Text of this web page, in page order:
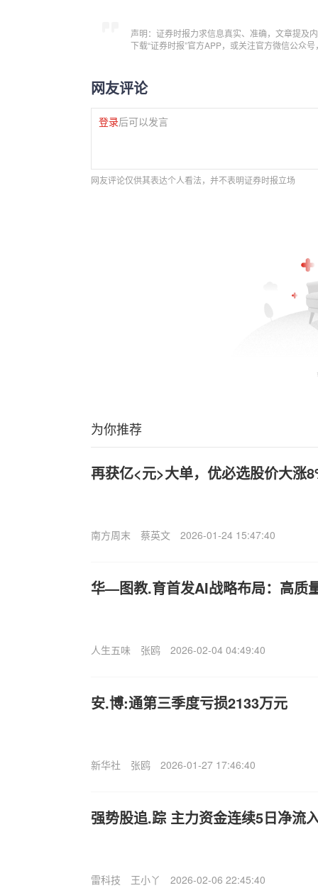
声明：证券时报力求信息真实、准确，文章提及
下载“证券时报”官方APP，或关注官方微信公众
网友评论
登录后可以发言
网友评论仅供其表达个人看法，并不表明证券时报立场
为你推荐
再获亿<元>大单，优必选股价大涨
南方周末 蔡英文 2026-01-24 15:47:40
华—图教.育首发AI战略布局：高质
人生五味 张鸥 2026-02-04 04:49:40
安.博:通第三季度亏损2133万元
新华社 张鸥 2026-01-27 17:46:40
强势股追.踪 主力资金连续5日净流
雷科技 王小丫 2026-02-06 22:45:40